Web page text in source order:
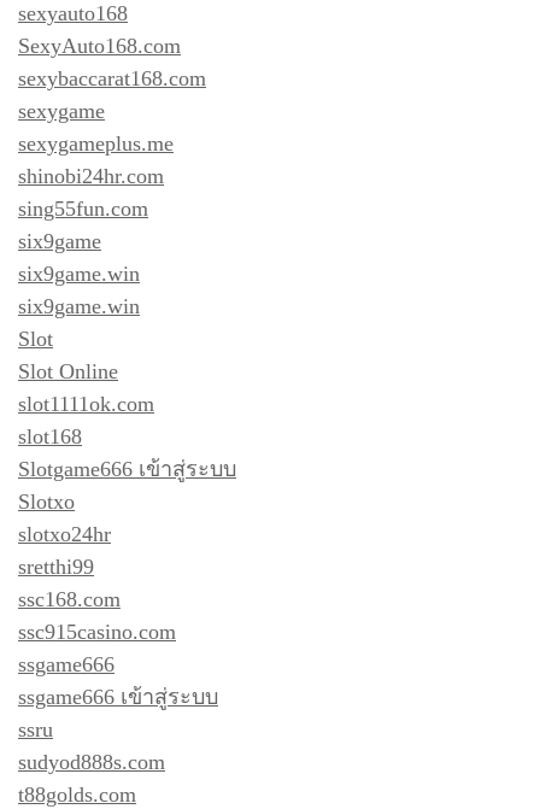
sexyauto168
SexyAuto168.com
sexybaccarat168.com
sexygame
sexygameplus.me
shinobi24hr.com
sing55fun.com
six9game
six9game.win
six9game.win
Slot
Slot Online
slot1111ok.com
slot168
Slotgame666 เข้าสู่ระบบ
Slotxo
slotxo24hr
sretthi99
ssc168.com
ssc915casino.com
ssgame666
ssgame666 เข้าสู่ระบบ
ssru
sudyod888s.com
t88golds.com